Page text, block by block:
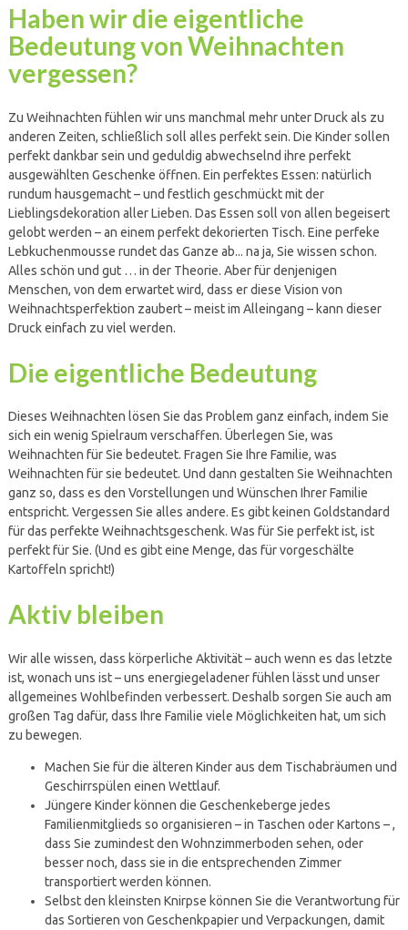
Haben wir die eigentliche
Bedeutung von Weihnachten
vergessen?
Zu Weihnachten fühlen wir uns manchmal mehr unter Druck als zu
anderen Zeiten, schließlich soll alles perfekt sein. Die Kinder sollen
perfekt dankbar sein und geduldig abwechselnd ihre perfekt
ausgewählten Geschenke öffnen. Ein perfektes Essen: natürlich
rundum hausgemacht – und festlich geschmückt mit der
Lieblingsdekoration aller Lieben. Das Essen soll von allen begeisert
gelobt werden – an einem perfekt dekorierten Tisch. Eine perfeke
Lebkuchenmousse rundet das Ganze ab... na ja, Sie wissen schon.
Alles schön und gut … in der Theorie. Aber für denjenigen
Menschen, von dem erwartet wird, dass er diese Vision von
Weihnachtsperfektion zaubert – meist im Alleingang – kann dieser
Druck einfach zu viel werden.
Die eigentliche Bedeutung
Dieses Weihnachten lösen Sie das Problem ganz einfach, indem Sie
sich ein wenig Spielraum verschaffen. Überlegen Sie, was
Weihnachten für Sie bedeutet. Fragen Sie Ihre Familie, was
Weihnachten für sie bedeutet. Und dann gestalten Sie Weihnachten
ganz so, dass es den Vorstellungen und Wünschen Ihrer Familie
entspricht. Vergessen Sie alles andere. Es gibt keinen Goldstandard
für das perfekte Weihnachtsgeschenk. Was für Sie perfekt ist, ist
perfekt für Sie. (Und es gibt eine Menge, das für vorgeschälte
Kartoffeln spricht!)
Aktiv bleiben
Wir alle wissen, dass körperliche Aktivität – auch wenn es das letzte
ist, wonach uns ist – uns energiegeladener fühlen lässt und unser
allgemeines Wohlbefinden verbessert. Deshalb sorgen Sie auch am
großen Tag dafür, dass Ihre Familie viele Möglichkeiten hat, um sich
zu bewegen.
Machen Sie für die älteren Kinder aus dem Tischabräumen und
Geschirrspülen einen Wettlauf.
Jüngere Kinder können die Geschenkeberge jedes
Familienmitglieds so organisieren – in Taschen oder Kartons – ,
dass Sie zumindest den Wohnzimmerboden sehen, oder
besser noch, dass sie in die entsprechenden Zimmer
transportiert werden können.
Selbst den kleinsten Knirpse können Sie die Verantwortung für
das Sortieren von Geschenkpapier und Verpackungen, damit